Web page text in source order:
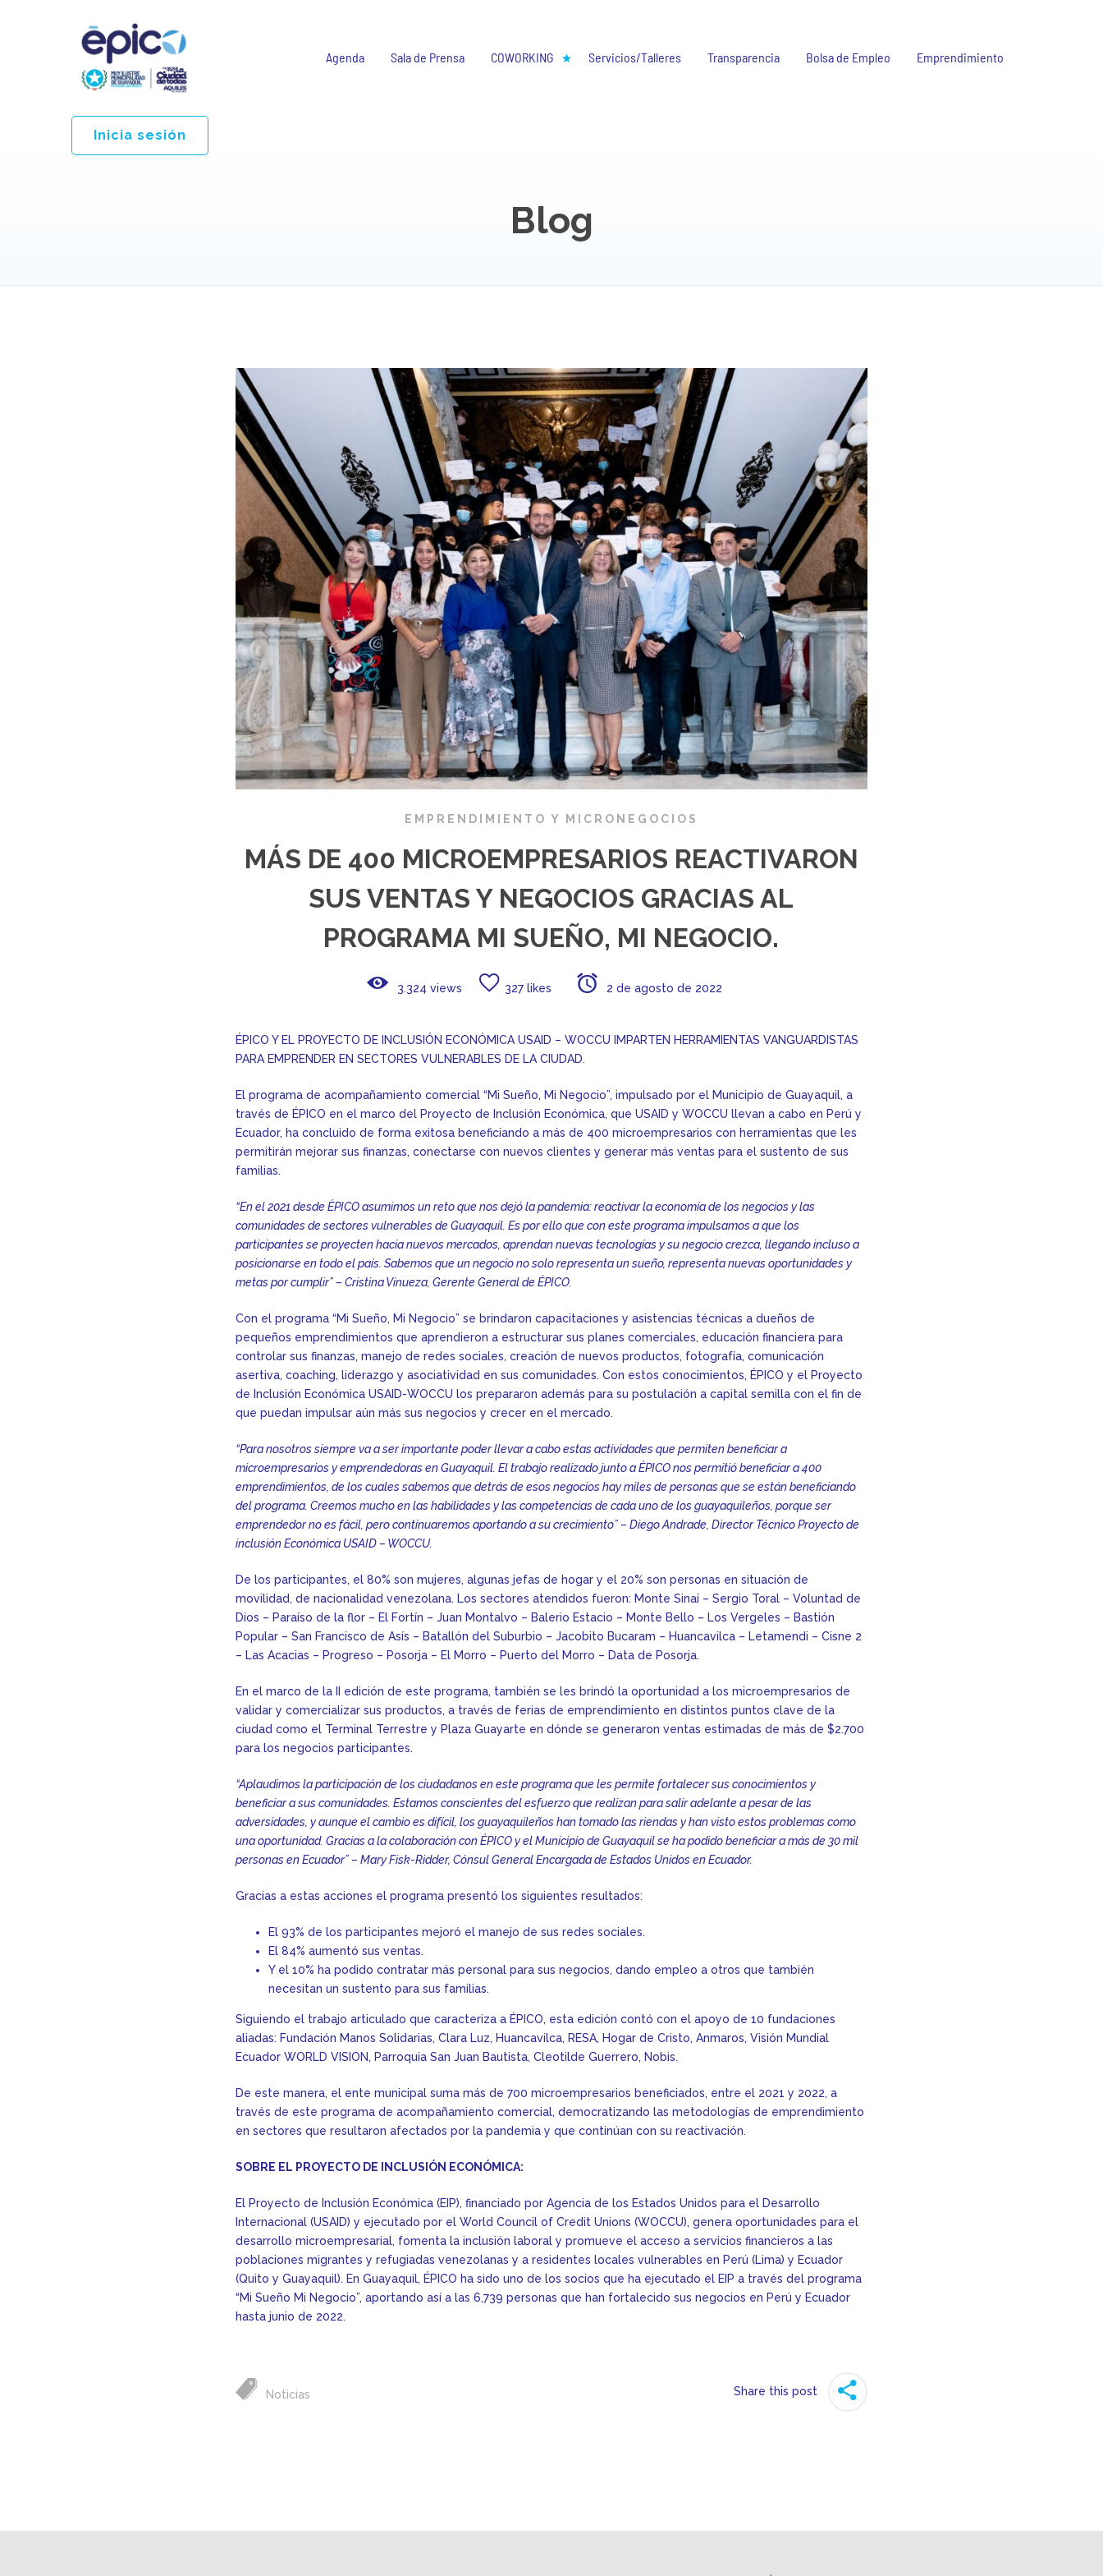
Agenda Sala de Prensa COWORKING Servicios/Talleres Transparencia Bolsa de Empleo Emprendimiento
Inicia sesión
Blog
EMPRENDIMIENTO Y MICRONEGOCIOS
MÁS DE 400 MICROEMPRESARIOS REACTIVARON
SUS VENTAS Y NEGOCIOS GRACIAS AL
PROGRAMA MI SUEÑO, MI NEGOCIO.
3.324 views 327 likes 2 de agosto de 2022
ÉPICO Y EL PROYECTO DE INCLUSIÓN ECONÓMICA USAID – WOCCU IMPARTEN HERRAMIENTAS VANGUARDISTAS
PARA EMPRENDER EN SECTORES VULNERABLES DE LA CIUDAD.
El programa de acompañamiento comercial “Mi Sueño, Mi Negocio”, impulsado por el Municipio de Guayaquil, a
través de ÉPICO en el marco del Proyecto de Inclusión Económica, que USAID y WOCCU llevan a cabo en Perú y
Ecuador, ha concluido de forma exitosa beneficiando a más de 400 microempresarios con herramientas que les
permitirán mejorar sus finanzas, conectarse con nuevos clientes y generar más ventas para el sustento de sus
familias.
“En el 2021 desde ÉPICO asumimos un reto que nos dejó la pandemia: reactivar la economía de los negocios y las
comunidades de sectores vulnerables de Guayaquil. Es por ello que con este programa impulsamos a que los
participantes se proyecten hacia nuevos mercados, aprendan nuevas tecnologías y su negocio crezca, llegando incluso a
posicionarse en todo el país. Sabemos que un negocio no solo representa un sueño, representa nuevas oportunidades y
metas por cumplir” – Cristina Vinueza, Gerente General de ÉPICO.
Con el programa “Mi Sueño, Mi Negocio” se brindaron capacitaciones y asistencias técnicas a dueños de
pequeños emprendimientos que aprendieron a estructurar sus planes comerciales, educación financiera para
controlar sus finanzas, manejo de redes sociales, creación de nuevos productos, fotografía, comunicación
asertiva, coaching, liderazgo y asociatividad en sus comunidades. Con estos conocimientos, ÉPICO y el Proyecto
de Inclusión Económica USAID-WOCCU los prepararon además para su postulación a capital semilla con el fin de
que puedan impulsar aún más sus negocios y crecer en el mercado.
“Para nosotros siempre va a ser importante poder llevar a cabo estas actividades que permiten beneficiar a
microempresarios y emprendedoras en Guayaquil. El trabajo realizado junto a ÉPICO nos permitió beneficiar a 400
emprendimientos, de los cuales sabemos que detrás de esos negocios hay miles de personas que se están beneficiando
del programa. Creemos mucho en las habilidades y las competencias de cada uno de los guayaquileños, porque ser
emprendedor no es fácil, pero continuaremos aportando a su crecimiento” – Diego Andrade, Director Técnico Proyecto de
inclusión Económica USAID – WOCCU.
De los participantes, el 80% son mujeres, algunas jefas de hogar y el 20% son personas en situación de
movilidad, de nacionalidad venezolana. Los sectores atendidos fueron: Monte Sinaí – Sergio Toral – Voluntad de
Dios – Paraíso de la flor – El Fortín – Juan Montalvo – Balerio Estacio – Monte Bello – Los Vergeles – Bastión
Popular – San Francisco de Asís – Batallón del Suburbio – Jacobito Bucaram – Huancavilca – Letamendi – Cisne 2
– Las Acacias – Progreso – Posorja – El Morro – Puerto del Morro – Data de Posorja.
En el marco de la II edición de este programa, también se les brindó la oportunidad a los microempresarios de
validar y comercializar sus productos, a través de ferias de emprendimiento en distintos puntos clave de la
ciudad como el Terminal Terrestre y Plaza Guayarte en dónde se generaron ventas estimadas de más de $2.700
para los negocios participantes.
“Aplaudimos la participación de los ciudadanos en este programa que les permite fortalecer sus conocimientos y
beneficiar a sus comunidades. Estamos conscientes del esfuerzo que realizan para salir adelante a pesar de las
adversidades, y aunque el cambio es difícil, los guayaquileños han tomado las riendas y han visto estos problemas como
una oportunidad. Gracias a la colaboración con ÉPICO y el Municipio de Guayaquil se ha podido beneficiar a más de 30 mil
personas en Ecuador” – Mary Fisk-Ridder, Cónsul General Encargada de Estados Unidos en Ecuador.
Gracias a estas acciones el programa presentó los siguientes resultados:
El 93% de los participantes mejoró el manejo de sus redes sociales.
El 84% aumentó sus ventas.
Y el 10% ha podido contratar más personal para sus negocios, dando empleo a otros que también
necesitan un sustento para sus familias.
Siguiendo el trabajo articulado que caracteriza a ÉPICO, esta edición contó con el apoyo de 10 fundaciones
aliadas: Fundación Manos Solidarias, Clara Luz, Huancavilca, RESA, Hogar de Cristo, Anmaros, Visión Mundial
Ecuador WORLD VISION, Parroquia San Juan Bautista, Cleotilde Guerrero, Nobis.
De este manera, el ente municipal suma más de 700 microempresarios beneficiados, entre el 2021 y 2022, a
través de este programa de acompañamiento comercial, democratizando las metodologías de emprendimiento
en sectores que resultaron afectados por la pandemia y que continúan con su reactivación.
SOBRE EL PROYECTO DE INCLUSIÓN ECONÓMICA:
El Proyecto de Inclusión Económica (EIP), financiado por Agencia de los Estados Unidos para el Desarrollo
Internacional (USAID) y ejecutado por el World Council of Credit Unions (WOCCU), genera oportunidades para el
desarrollo microempresarial, fomenta la inclusión laboral y promueve el acceso a servicios financieros a las
poblaciones migrantes y refugiadas venezolanas y a residentes locales vulnerables en Perú (Lima) y Ecuador
(Quito y Guayaquil). En Guayaquil, ÉPICO ha sido uno de los socios que ha ejecutado el EIP a través del programa
“Mi Sueño Mi Negocio”, aportando así a las 6,739 personas que han fortalecido sus negocios en Perú y Ecuador
hasta junio de 2022.
Noticias Share this post